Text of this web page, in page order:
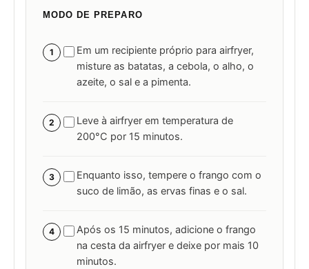
MODO DE PREPARO
1
Em um recipiente próprio para airfryer,
misture as batatas, a cebola, o alho, o
azeite, o sal e a pimenta.
2
Leve à airfryer em temperatura de
200°C por 15 minutos.
3
Enquanto isso, tempere o frango com o
suco de limão, as ervas finas e o sal.
4
Após os 15 minutos, adicione o frango
na cesta da airfryer e deixe por mais 10
minutos.